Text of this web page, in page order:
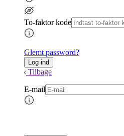
To-faktor kode
Glemt password?
Tilbage
E-mail